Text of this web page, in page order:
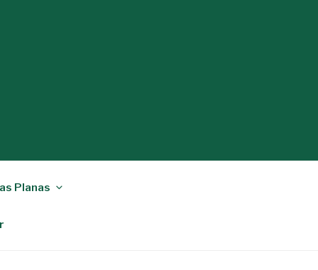
Planas